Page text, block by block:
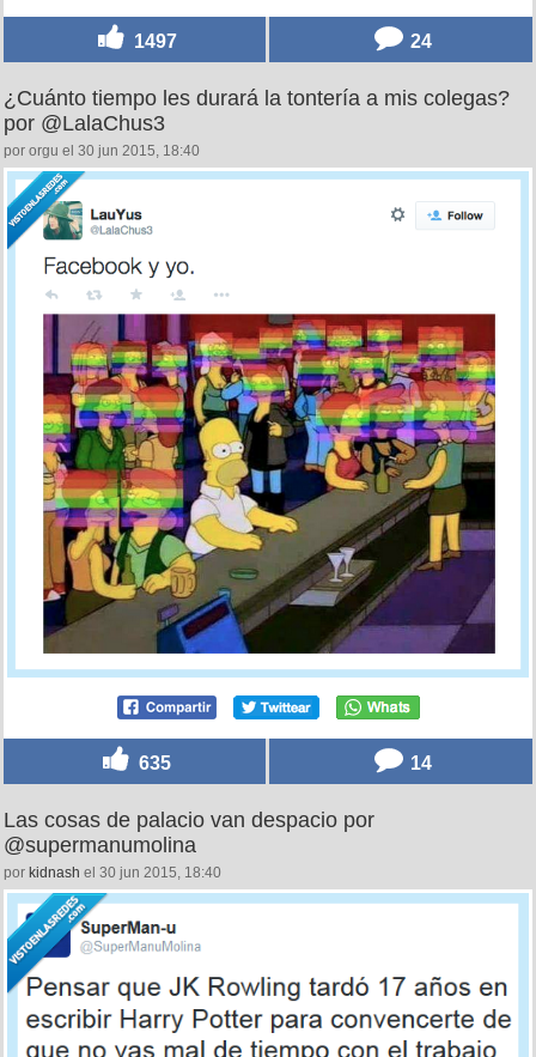
1497 24
¿Cuánto tiempo les durará la tontería a mis colegas?
por @LalaChus3
por orgu el 30 jun 2015, 18:40
635 14
Las cosas de palacio van despacio por
@supermanumolina
por kidnash el 30 jun 2015, 18:40